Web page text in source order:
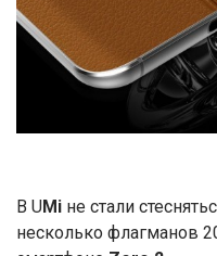
В UMi не стали
несколько флагманов